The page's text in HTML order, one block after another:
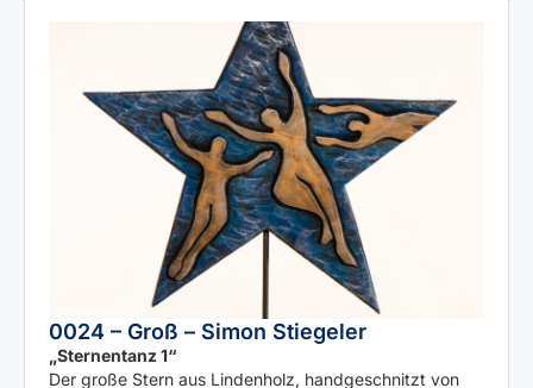
0024 – Groß – Simon Stiegeler
„Sternentanz 1“
Der große Stern aus Lindenholz, handgeschnitzt von